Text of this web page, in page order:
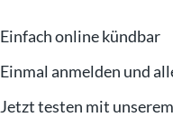
Einfach online kündbar
Einmal anmelden und
Jetzt testen mit